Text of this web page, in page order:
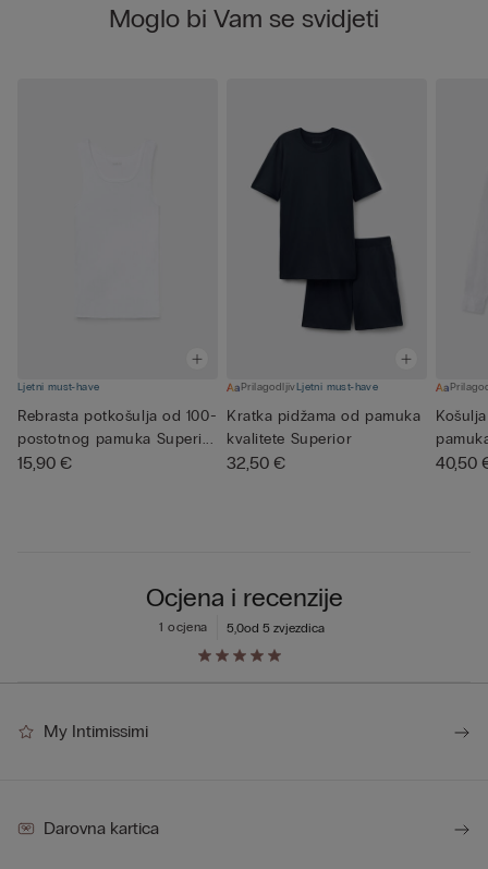
Moglo bi Vam se svidjeti
Ljetni must-have
Rebrasta potkošulja od 100-
postotnog pamuka Superi...
15,90 €
PrilagodljivLjetni must-have
Kratka pidžama od pamuka
kvalitete Superior
32,50 € 40,50
Ocjena i recenzije
5,0od 5 zvjezdica
1 ocjena
My Intimissimi
Darovna kartica